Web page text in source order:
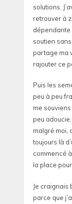
solutions.
retrouver à
dépendante
soutien
partage ma
rajouter ce
Puis les
peu à peu
me souviens
peu
malgré moi,
toujours là
commencé
la place
Je craignais
parce que